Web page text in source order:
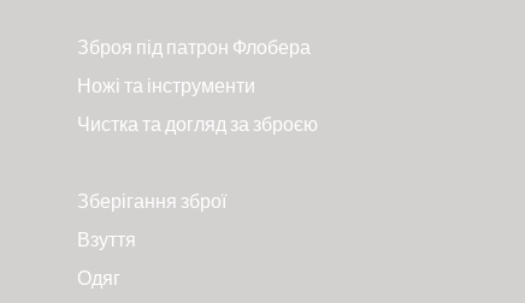
Зброя під патрон Флобера
Ножі та інструменти
Чистка та догляд за зброєю
Зберігання зброї
Взуття
Одяг